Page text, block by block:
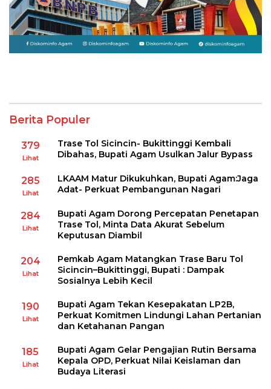
Berita Populer
379
Lihat
Trase Tol Sicincin- Bukittinggi Kembali
Dibahas, Bupati Agam Usulkan Jalur Bypass
285
Lihat
LKAAM Matur Dikukuhkan, Bupati Agam:Jaga
Adat- Perkuat Pembangunan Nagari
284
Lihat
Bupati Agam Dorong Percepatan Penetapan
Trase Tol, Minta Data Akurat Sebelum
Keputusan Diambil
204
Lihat
Pemkab Agam Matangkan Trase Baru Tol
Sicincin–Bukittinggi, Bupati : Dampak
Sosialnya Lebih Kecil
190
Lihat
Bupati Agam Tekan Kesepakatan LP2B,
Perkuat Komitmen Lindungi Lahan Pertanian
dan Ketahanan Pangan
185
Lihat
Bupati Agam Gelar Pengajian Rutin Bersama
Kepala OPD, Perkuat Nilai Keislaman dan
Budaya Literasi